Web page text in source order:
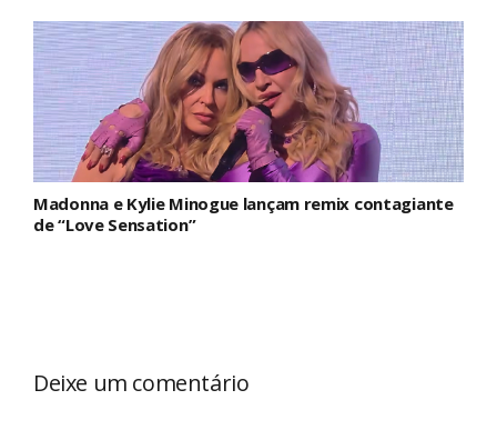
Madonna e Kylie Minogue lançam remix contagiante
de “Love Sensation”
Deixe um comentário